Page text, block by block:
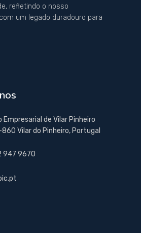
refletindo o nosso
um legado duradouro para
Empresarial de Vilar Pinheiro
Vilar do Pinheiro, Portugal
947 9670